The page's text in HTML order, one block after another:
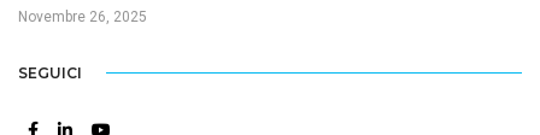
Novembre 26, 2025
SEGUICI